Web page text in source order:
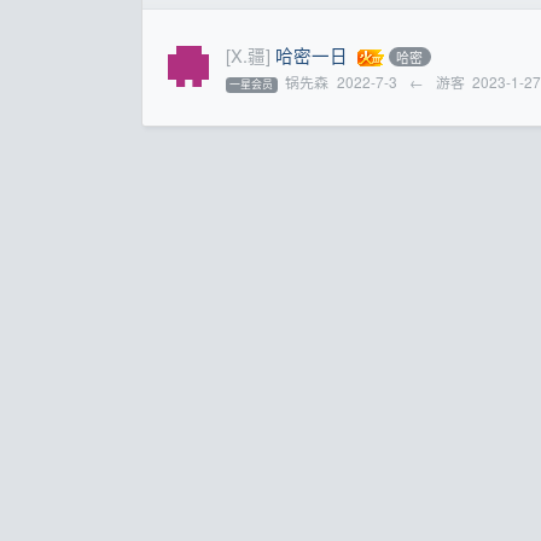
[X.疆] 哈密一日 哈密
一星会员 锅先森 2022-7-3 ← 游客 2023-1-27